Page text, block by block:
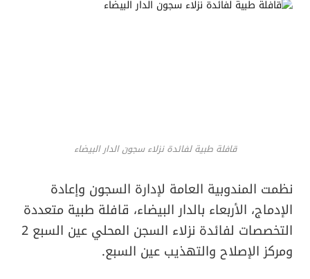
قافلة طبية لفائدة نزلاء سجون الدار البيضاء
نظمت المندوبية العامة لإدارة السجون وإعادة
الإدماج، الأربعاء بالدار البيضاء، قافلة طبية متعددة
التخصصات لفائدة نزلاء السجن المحلي عين السبع 2
ومركز الإصلاح والتهذيب عين السبع.